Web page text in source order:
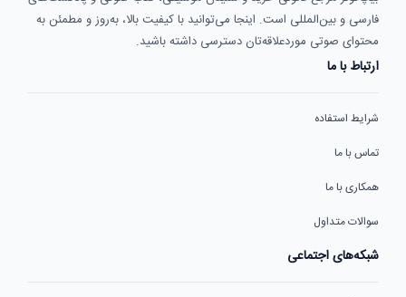
فارسی و بین‌المللی است. اینجا می‌توانید با کیفیت بالا، به‌روز و مطمئن به
محتوای صوتی موردعلاقه‌تان دسترسی داشته باشید.
ارتباط با ما
شرایط استفاده
تماس با ما
همکاری با ما
سوالات متداول
شبکه‌های اجتماعی